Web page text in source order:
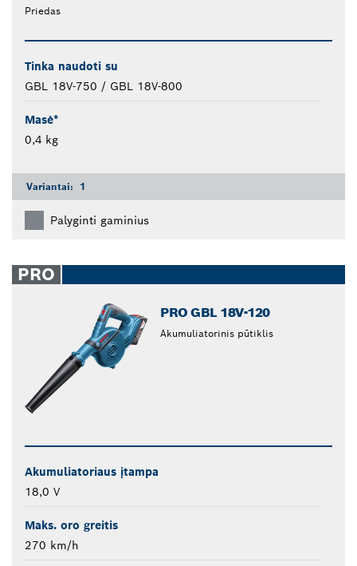
Priedas
Tinka naudoti su
GBL 18V-750 / GBL 18V-800
Masė*
0,4 kg
Variantai: 1
Palyginti gaminius
PRO
PRO GBL 18V-120
Akumuliatorinis pūtiklis
Akumuliatoriaus įtampa
18,0 V
Maks. oro greitis
270 km/h